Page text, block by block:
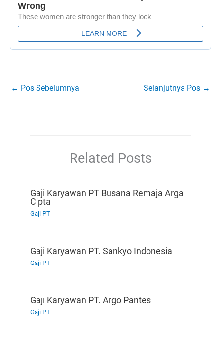
← Pos Sebelumnya Selanjutnya Pos →
Related Posts
Gaji Karyawan PT Busana Remaja Arga
Cipta
Gaji PT
Gaji Karyawan PT. Sankyo Indonesia
Gaji PT
Gaji Karyawan PT. Argo Pantes
Gaji PT